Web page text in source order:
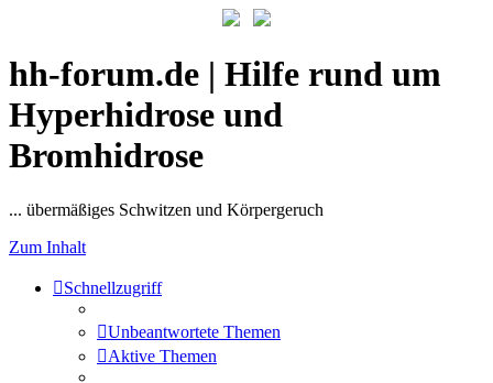
hh-forum.de | Hilfe rund um
Hyperhidrose und
Bromhidrose
... übermäßiges Schwitzen und Körpergeruch
Zum Inhalt
Schnellzugriff
Unbeantwortete Themen
Aktive Themen